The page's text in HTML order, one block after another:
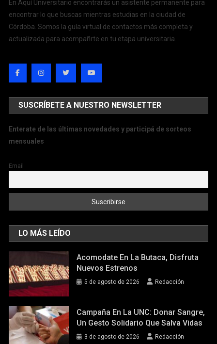
En Aquí Universitario encontrarás un asistente permanente para
encontrar lo que buscas mientras estudias en la ciudad de
Córdoba. Somos la guía virtual de contactos más completa y
actualizada para acompañrte en tu etapa universitaria.
SUSCRÍBETE A NUESTRO NEWSLETTER
Enterate de las últimas novedades y participá de sorteos
mensuales
Email
LO MÁS LEÍDO
Acomodate En La Butaca, Disfruta
Nuevos Estrenos
5 de agosto de 2026 Redacción
Campaña En La UNC: Donar Sangre,
Un Gesto Solidario Que Salva Vidas
3 de agosto de 2026 Redacción